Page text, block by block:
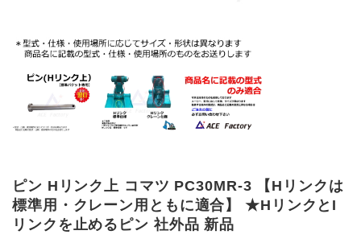
ピン Hリンク上 コマツ PC30MR-3 【Hリンクは
標準用・クレーン用ともに適合】 ★HリンクとI
リンクを止めるピン 社外品 新品